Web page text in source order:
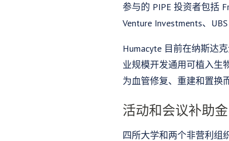
参与的 PIPE 投资者包括
Venture Investments、
Humacyte 目前在纳斯达
业规模开发通用可植入生
为血管修复、重建和置换
活动和会议补助金
四所大学和两个非营利组